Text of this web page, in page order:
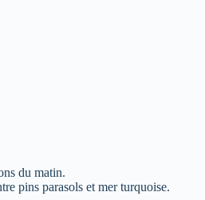
du matin.
pins parasols et mer turquoise.